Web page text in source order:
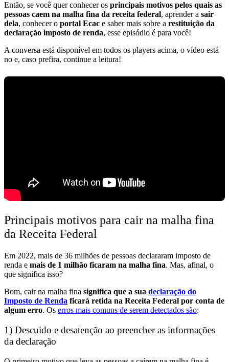
Então, se você quer conhecer os principais motivos pelos quais as
pessoas caem na malha fina da receita federal, aprender a sair
dela, conhecer o portal Ecac e saber mais sobre a restituição da
declaração imposto de renda, esse episódio é para você!
A conversa está disponível em todos os players acima, o vídeo está
no e, caso prefira, continue a leitura!
Principais motivos para cair na malha fina
da Receita Federal
Em 2022, mais de 36 milhões de pessoas declararam imposto de
renda e mais de 1 milhão ficaram na malha fina. Mas, afinal, o
que significa isso?
Bom, cair na malha fina significa que a sua declaração do
Imposto de Renda ficará retida na Receita Federal por conta de
algum erro. Os erros mais comuns de serem detectados são:
1) Descuido e desatenção ao preencher as informações
da declaração